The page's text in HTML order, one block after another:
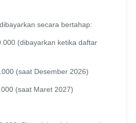
secara bertahap:
(dibayarkan ketika daftar
(saat Desember 2026)
(saat Maret 2027)